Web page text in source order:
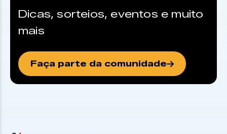
Dicas, sorteios, eventos e muito
mais
Faça parte da comunidade